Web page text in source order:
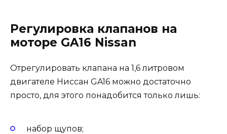
Регулировка клапанов на
моторе GA16 Nissan
Отрегулировать клапана на 1,6 литровом
двигателе Ниссан GA16 можно достаточно
просто, для этого понадобится только лишь:
набор щупов;